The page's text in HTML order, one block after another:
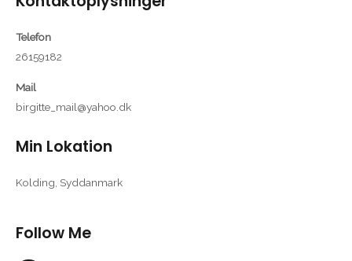
Telefon
26159182
Mail
birgitte_mail@yahoo.dk
Min Lokation
Kolding, Syddanmark
Follow Me